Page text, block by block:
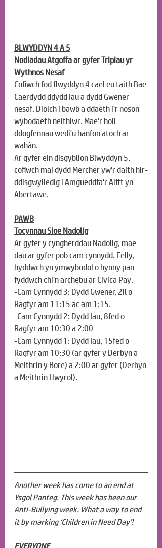
BLWYDDYN 4 A 5
Nodiadau Atgoffa ar gyfer Tripiau yr
Wythnos Nesaf
Cofiwch fod flwyddyn 4 cael eu taith Bae
Caerdydd ddydd Iau a dydd Gwener
nesaf. Diolch i bawb a ddaeth i'r noson
wybodaeth neithiwr. Mae'r holl
ddogfennau wedi'u hanfon atoch ar
wahân.
Ar gyfer ein disgyblion Blwyddyn 5,
cofiwch mai dydd Mercher yw'r daith hir-
ddisgwyliedig i Amgueddfa'r Aifft yn
Abertawe.
PAWB
Tocynnau Sioe Nadolig
Ar gyfer y cyngherddau Nadolig, mae
dau ar gyfer pob cam cynnydd. Felly,
byddwch yn ymwybodol o hynny pan
fyddwch chi'n archebu ar Civica Pay.
-Cam Cynnydd 3: Dydd Gwener, 2il o
Ragfyr am 11:15 ac am 1:15.
-Cam Cynnydd 2: Dydd Iau, 8fed o
Ragfyr am 10:30 a 2:00
-Cam Cynnydd 1: Dydd Iau, 15fed o
Ragfyr am 10:30 (ar gyfer y Derbyn a
Meithrin y Bore) a 2:00 ar gyfer (Derbyn
a Meithrin Hwyrol).
Another week has come to an end at
Ysgol Panteg. This week has been our
Anti-Bullying week. What a way to end
it by marking ‘Children in Need Day’!